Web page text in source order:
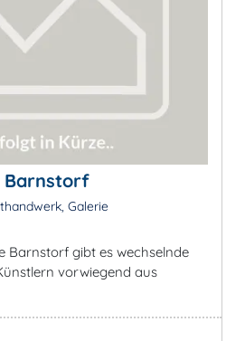
Barnstorf
Galerie
Barnstorf gibt es wechselnde
vorwiegend aus